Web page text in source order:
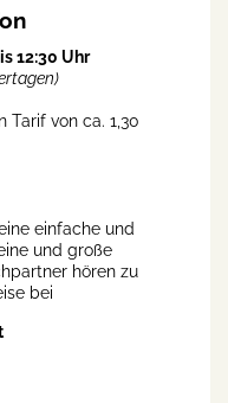
12:30 Uhr
Tarif von ca. 1,30
einfache und
und große
hören zu
bei